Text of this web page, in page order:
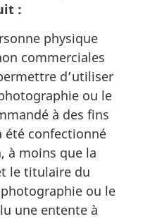
:
physique
commerciales
d’utiliser
ou le
à des fins
été confectionné
à moins que la
le titulaire du
ou le
une entente à